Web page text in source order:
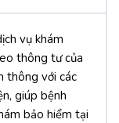
vụ khám
thông tư của
thông với các
giúp bệnh
bảo hiểm tại